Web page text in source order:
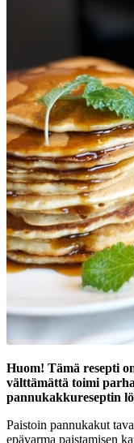
Huom! Tämä resepti
välttämättä toimi
pannukakkureseptin
Paistoin pannukakut
epävarma paistamisen